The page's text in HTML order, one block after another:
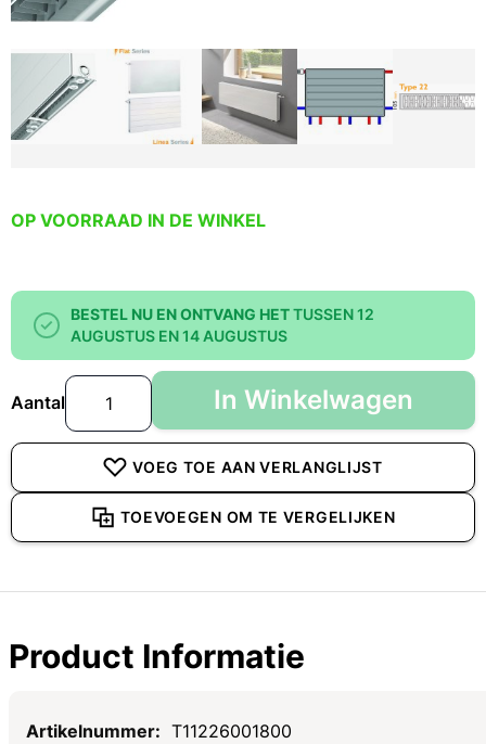
OP VOORRAAD IN DE WINKEL
BESTEL NU EN ONTVANG HETTUSSEN 12
AUGUSTUS EN 14 AUGUSTUS
Aantal In Winkelwagen
VOEG TOE AAN VERLANGLIJST
TOEVOEGEN OM TE VERGELIJKEN
Product Informatie
Specificaties
T11226001800